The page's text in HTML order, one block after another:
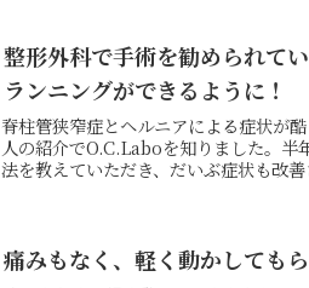
整形外科で手術を勧められて
ランニングができるように！
脊柱管狭窄症とヘルニアによる症状が
人の紹介でO.C.Laboを知りました。半
法を教えていただき、だいぶ症状も改
痛みもなく、軽く動かしても